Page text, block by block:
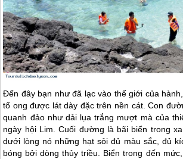
Đến đây bạn như đã lạc vào thế giới của
tổ ong được lát dày đặc trên nền cát. Con
quanh đảo như dải lụa trắng mượt mà của
ngày hội Lim. Cuối đường là bãi biển trong
dưới lòng nó những hạt sỏi đủ màu sắc, đủ
bóng bởi dòng thủy triều. Biển trong đến